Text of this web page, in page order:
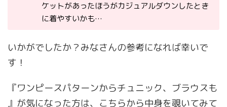
ケットがあったほうがカジュアルダウンしたとき
に着やすいかも…
いかがでしたか？みなさんの参考になれば幸いで
す！
『ワンピースパターンからチュニック、ブラウスも
』が気になった方は、こちらから中身を覗いてみて